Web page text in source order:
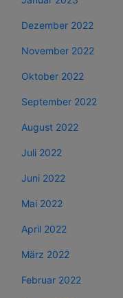
Dezember 2022
November 2022
Oktober 2022
September 2022
August 2022
Juli 2022
Juni 2022
Mai 2022
April 2022
März 2022
Februar 2022